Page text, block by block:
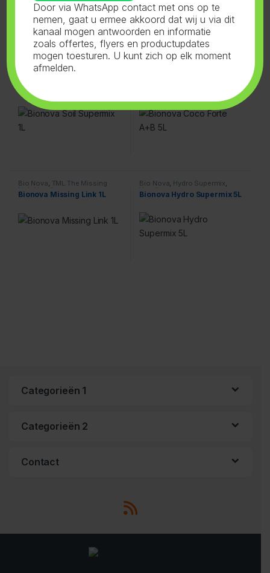
Gerelateerde producten
Bio Nova
Voeding
Bionova Soil Supermix 1L
Bio Nova, TML The Missing
Link Voeding
Bionova Missing Link 1L
Bio Nova, Hydro Supermix,
Voeding
Bionova Hydro Supermix 5L
Categorieën 1
Categorieën 2
Contact
Door via WhatsApp contact met ons op te
nemen, gaat u ermee akkoord dat wij u via dit
kanaal mogen antwoorden en informatie
zoals offertes, flyers en productupdates
mogen toesturen. U kunt zich op elk moment
afmelden.